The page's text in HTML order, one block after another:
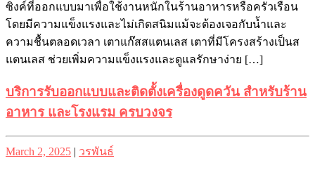
ซิงค์ที่ออกแบบมาเพื่อใช้งานหนักในร้านอาหารหรือครัวเรือน
โดยมีความแข็งแรงและไม่เกิดสนิมแม้จะต้องเจอกับน้ำและ
ความชื้นตลอดเวลา เตาแก๊สสแตนเลส เตาที่มีโครงสร้างเป็นส
แตนเลส ช่วยเพิ่มความแข็งแรงและดูแลรักษาง่าย […]
บริการรับออกแบบและติดตั้งเครื่องดูดควัน สำหรับร้าน
อาหาร และโรงแรม ครบวงจร
Posted
on
March 2, 2025 | Posted
on
วรพันธ์